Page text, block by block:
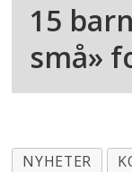
15
små»
NYHETER